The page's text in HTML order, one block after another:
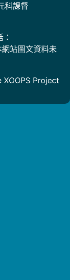
科課督
站圖文資料未
XOOPS Project